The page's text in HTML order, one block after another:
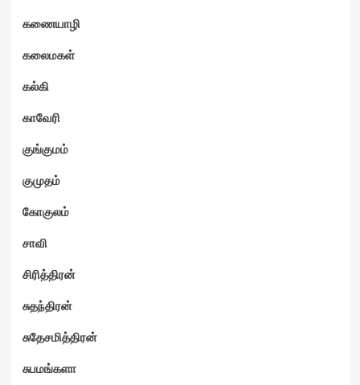
கணையாழி
கலைமகள்
கல்கி
காவேரி
குங்குமம்
குமுதம்
கோகுலம்
சாவி
சிரித்திரன்
சுதந்திரன்
சுதேசமித்திரன்
சுபமங்களா